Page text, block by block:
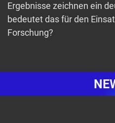
Ergebnisse zeichnen ein
bedeutet das für den
Forschung?